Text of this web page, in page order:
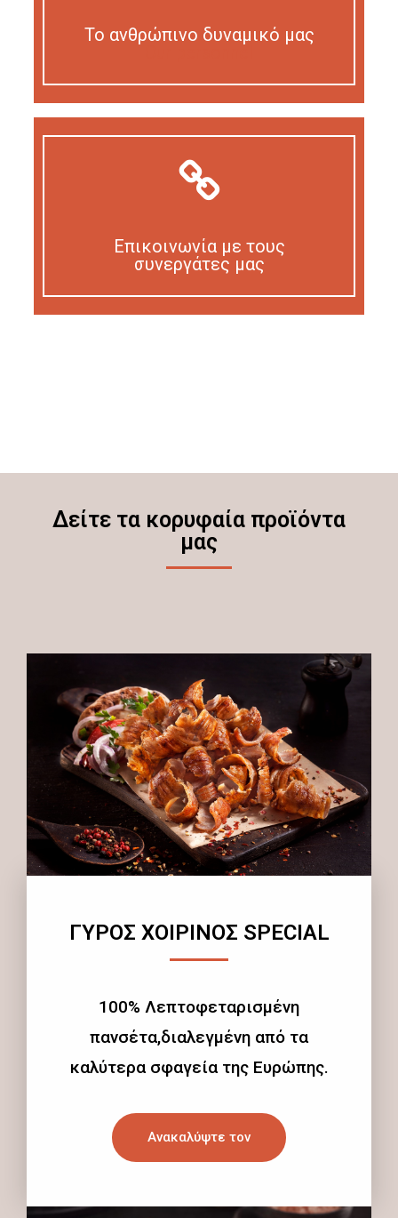
Το ανθρώπινο δυναμικό μας
Επικοινωνία με τους
συνεργάτες μας
Δείτε τα κορυφαία προϊόντα
μας
ΓΥΡΟΣ ΧΟΙΡΙΝΟΣ SPECIAL
100% Λεπτοφεταρισμένη
πανσέτα,διαλεγμένη από τα
καλύτερα σφαγεία της Ευρώπης.
Ανακαλύψτε τον